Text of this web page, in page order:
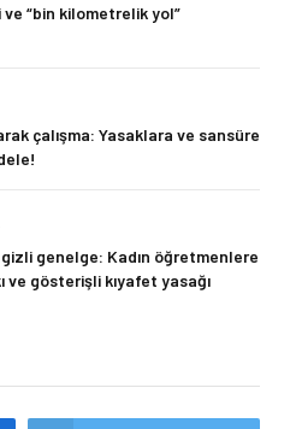
“bin kilometrelik yol”
çalışma: Yasaklara ve sansüre
genelge: Kadın öğretmenlere
ve gösterişli kıyafet yasağı